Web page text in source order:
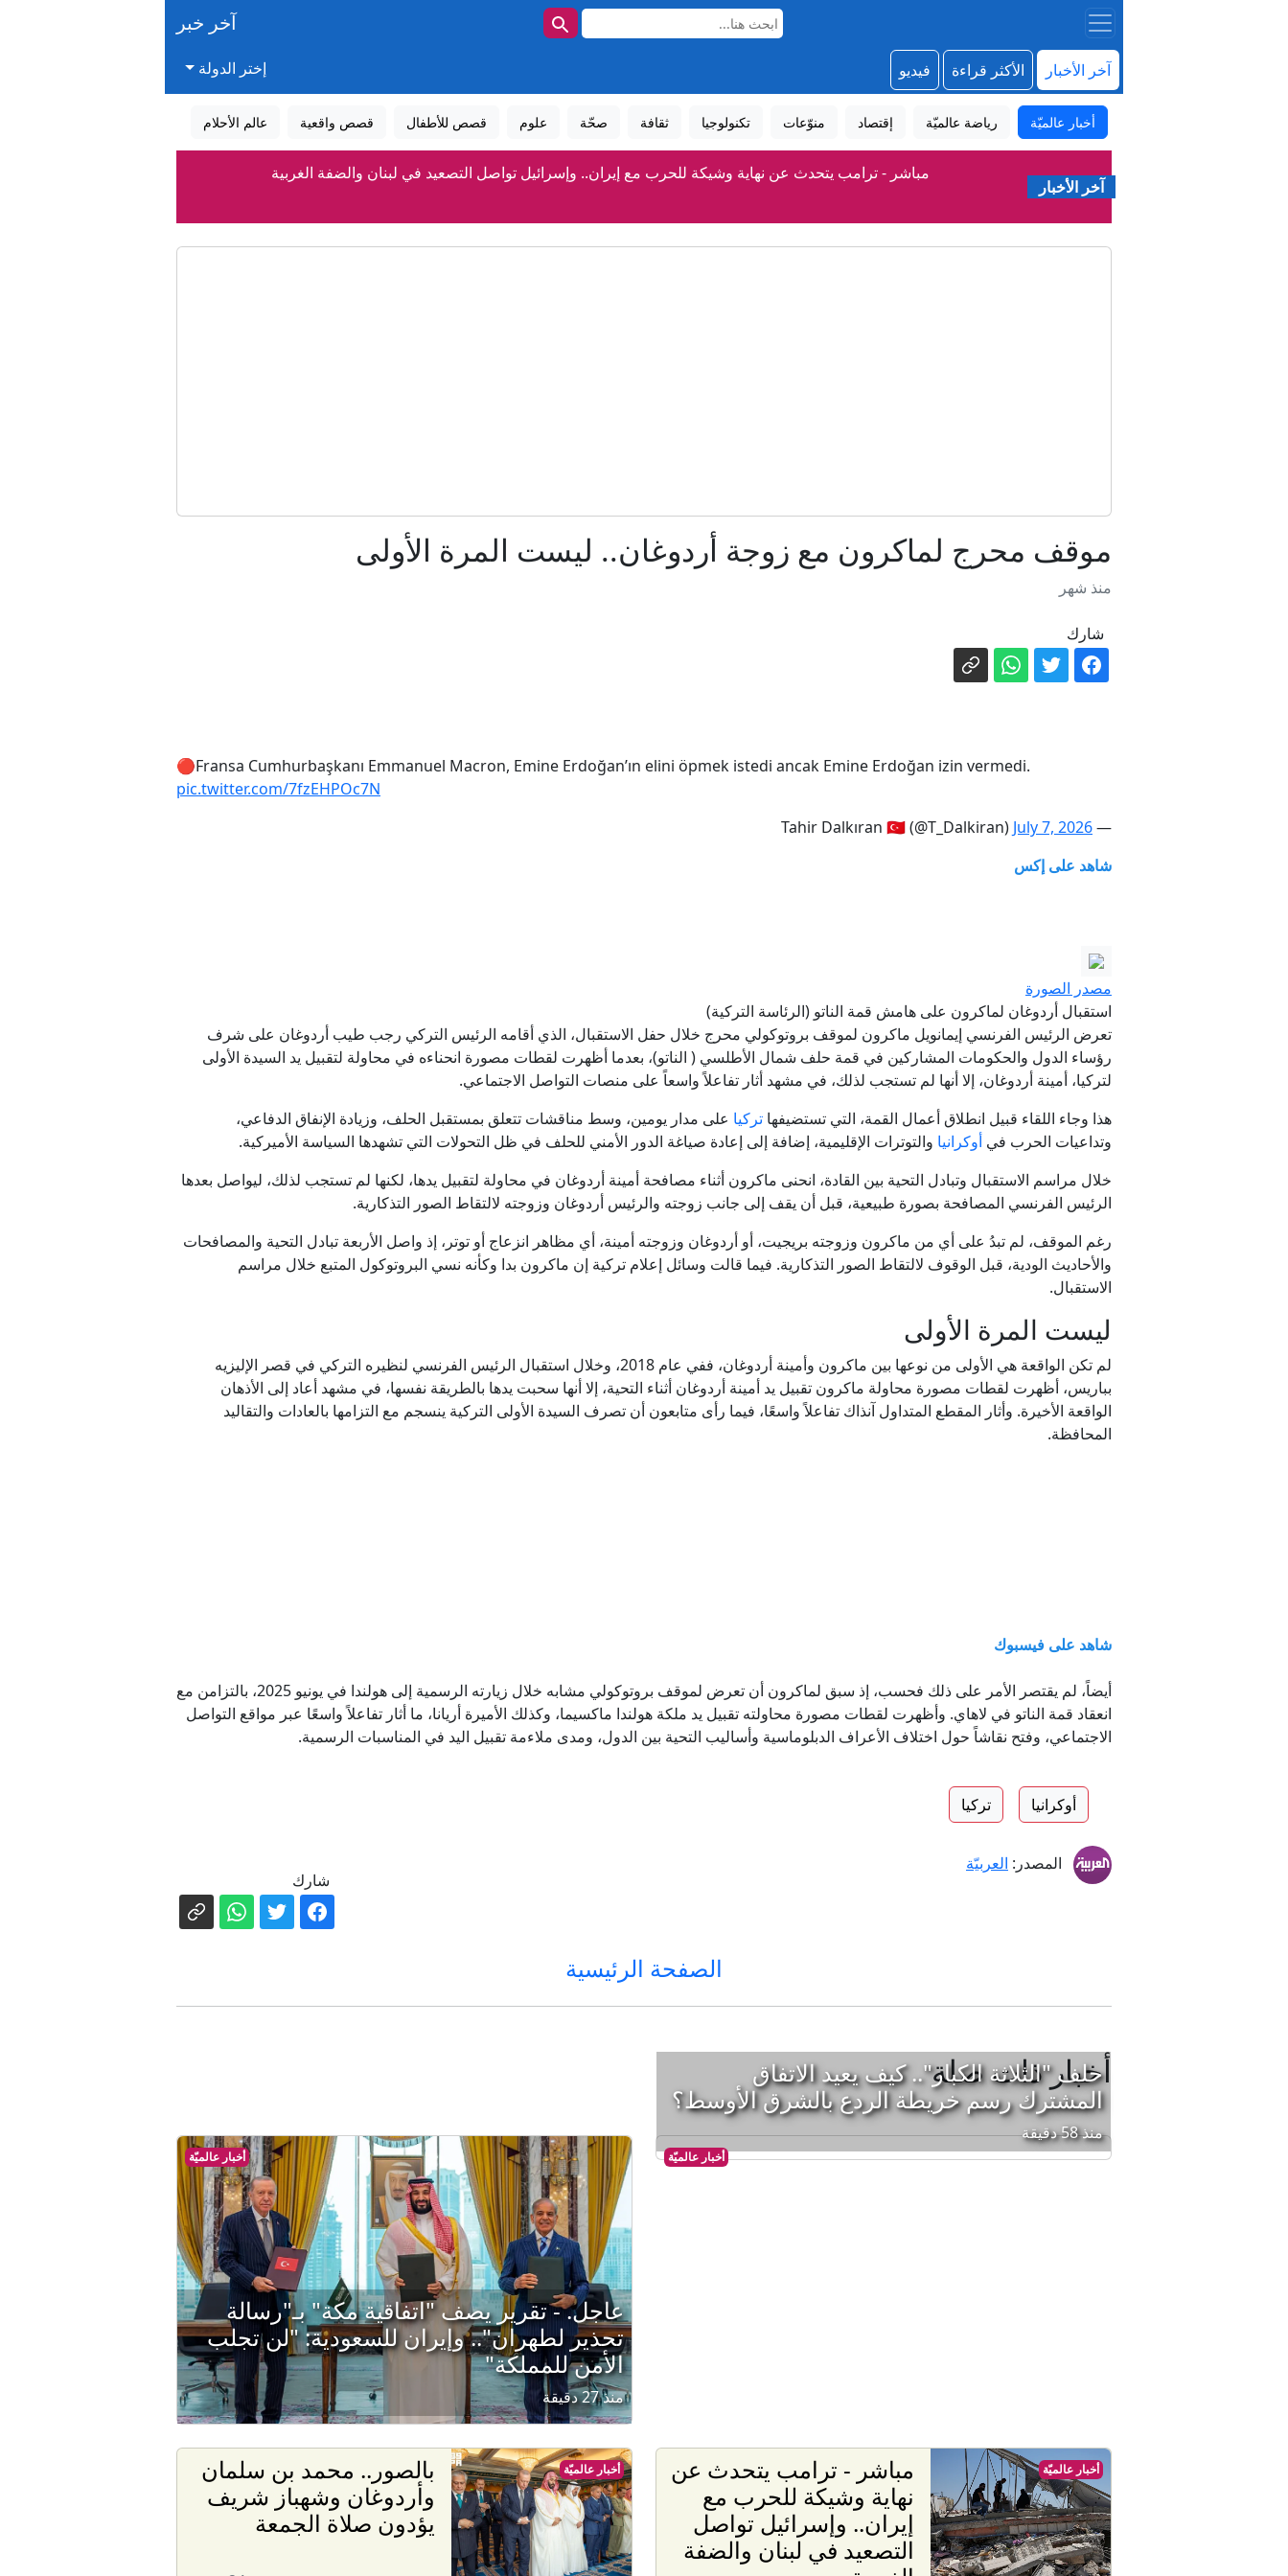
آخر خبر
آخر الأخبار الأكثر قراءة فيديو إختر الدولة
أخبار عالميّة رياضة عالميّة إقتصاد منوّعات تكنولوجيا ثقافة صحّة علوم قصص للأطفال قصص واقعية عالم الأحلام
آخر الأخبار
مباشر - ترامب يتحدث عن نهاية وشيكة للحرب مع إيران.. وإسرائيل تواصل التصعيد في لبنان والضفة الغربية
في أول اختباراته.. مدرب بلجيكا الجديد يستهل مهمته بفتح "ملف كورتوا"
حلف "الثلاثة الكبار".. كيف يعيد الاتفاق المشترك رسم خريطة الردع بالشرق الأوسط؟
الموساد يُبعد اثنين من كبار مسؤوليه.. خطة فاشلة لتغيير النظام الإيراني وراء القرار؟
رواج إعلان الأمير علي عدم تغير الموقف من إنفانتينو رغم وصول المستحقات
فيديو. تايوان تختبر جاهزية الطوارئ عبر مناورة إنذار جوي
إيران.. ترمب يؤكد السيطرة على هرمز وطهران تتحدث عن اتفاق وشيك مع مسقط
موقف محرج لماكرون مع زوجة أردوغان.. ليست المرة الأولى
منذ شهر
شارك
🔴Fransa Cumhurbaşkanı Emmanuel Macron, Emine Erdoğan’ın elini öpmek istedi ancak Emine Erdoğan izin vermedi.
pic.twitter.com/7fzEHPOc7N
— Tahir Dalkıran 🇹🇷 (@T_Dalkiran)
July 7, 2026
شاهد على إكس
مصدر الصورة
استقبال أردوغان لماكرون على هامش قمة الناتو (الرئاسة التركية)
تعرض الرئيس الفرنسي إيمانويل ماكرون لموقف بروتوكولي محرج خلال حفل الاستقبال، الذي أقامه الرئيس التركي رجب طيب أردوغان على شرف
رؤساء الدول والحكومات المشاركين في قمة حلف شمال الأطلسي ( الناتو)، بعدما أظهرت لقطات مصورة انحناءه في محاولة لتقبيل يد السيدة الأولى
لتركيا، أمينة أردوغان، إلا أنها لم تستجب لذلك، في مشهد أثار تفاعلاً واسعاً على منصات التواصل الاجتماعي.
هذا وجاء اللقاء قبيل انطلاق أعمال القمة، التي تستضيفها تركيا على مدار يومين، وسط مناقشات تتعلق بمستقبل الحلف، وزيادة الإنفاق الدفاعي،
وتداعيات الحرب في أوكرانيا والتوترات الإقليمية، إضافة إلى إعادة صياغة الدور الأمني للحلف في ظل التحولات التي تشهدها السياسة الأميركية.
خلال مراسم الاستقبال وتبادل التحية بين القادة، انحنى ماكرون أثناء مصافحة أمينة أردوغان في محاولة لتقبيل يدها، لكنها لم تستجب لذلك، ليواصل بعدها
الرئيس الفرنسي المصافحة بصورة طبيعية، قبل أن يقف إلى جانب زوجته والرئيس أردوغان وزوجته لالتقاط الصور التذكارية.
رغم الموقف، لم تبدُ على أي من ماكرون وزوجته بريجيت، أو أردوغان وزوجته أمينة، أي مظاهر انزعاج أو توتر، إذ واصل الأربعة تبادل التحية والمصافحات
والأحاديث الودية، قبل الوقوف لالتقاط الصور التذكارية. فيما قالت وسائل إعلام تركية إن ماكرون بدا وكأنه نسي البروتوكول المتبع خلال مراسم
الاستقبال.
ليست المرة الأولى
لم تكن الواقعة هي الأولى من نوعها بين ماكرون وأمينة أردوغان، ففي عام 2018، وخلال استقبال الرئيس الفرنسي لنظيره التركي في قصر الإليزيه
بباريس، أظهرت لقطات مصورة محاولة ماكرون تقبيل يد أمينة أردوغان أثناء التحية، إلا أنها سحبت يدها بالطريقة نفسها، في مشهد أعاد إلى الأذهان
الواقعة الأخيرة. وأثار المقطع المتداول آنذاك تفاعلاً واسعًا، فيما رأى متابعون أن تصرف السيدة الأولى التركية ينسجم مع التزامها بالعادات والتقاليد
المحافظة.
شاهد على فيسبوك
أيضاً، لم يقتصر الأمر على ذلك فحسب، إذ سبق لماكرون أن تعرض لموقف بروتوكولي مشابه خلال زيارته الرسمية إلى هولندا في يونيو 2025، بالتزامن مع
انعقاد قمة الناتو في لاهاي. وأظهرت لقطات مصورة محاولته تقبيل يد ملكة هولندا ماكسيما، وكذلك الأميرة أريانا، ما أثار تفاعلاً واسعًا عبر مواقع التواصل
الاجتماعي، وفتح نقاشاً حول اختلاف الأعراف الدبلوماسية وأساليب التحية بين الدول، ومدى ملاءمة تقبيل اليد في المناسبات الرسمية.
أوكرانيا تركيا
المصدر: العربيّة
شارك
الصفحة الرئيسية
أخبار ذات صلة
أخبار عالميّة
حلف "الثلاثة الكبار".. كيف يعيد الاتفاق
المشترك رسم خريطة الردع بالشرق الأوسط؟
منذ 58 دقيقة
أخبار عالميّة
عاجل. - تقرير يصف "اتفاقية مكة" بـ"رسالة
تحذير لطهران".. وإيران للسعودية: "لن تجلب
الأمن للمملكة"
منذ 27 دقيقة
مباشر - ترامب يتحدث عن
نهاية وشيكة للحرب مع
إيران.. وإسرائيل تواصل
التصعيد في لبنان والضفة
أخبار عالميّة
بالصور.. محمد بن سلمان
وأردوغان وشهباز شريف
يؤدون صلاة الجمعة
أخبار عالميّة